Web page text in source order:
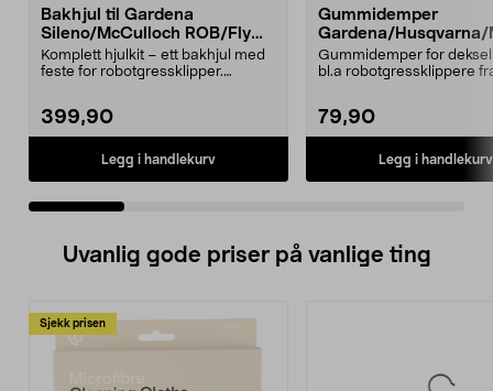
Bakhjul til Gardena
Sileno/McCulloch ROB/Flymo
Easilife
Komplett hjulkit – ett bakhjul med
feste for robotgressklipper.
399,90
Legg i handlekurv
Gummidemper
Gardena/Husqvarna/
ch/Flymo
Gummidemper for
bl.a robotgressklippere
79,90
Legg i handlekurv
Uvanlig gode priser på vanlige ting
Sjekk prisen